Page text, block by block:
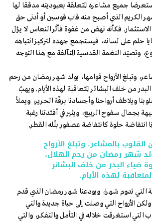
جميع مشاعره المتعلقة بعبوديته مدققا لها
الكريم الذي أصبح منه قاب قوسين أو أدنى حق
فكأنه نهض من غفوة فأثَر النعاس لا يزال
حلم على لسانه، فيستجمع جهده لتركيز انتباهه
وتصيّد النغمة القدسية المتآلفة مع هذا التوجه
وتبلغ الأرواح قوامها، يولد شهر رمضان من رحم
من خلف البشائر المتعاقبة لهذه الأيام. ويهبّ
ويلاطف أرواحنا وأجسادنا برقّة الحرير، ويملأ
بجمال سفوح الربيع، ويثير في أفئدتنا رغبة
انتفاضة حلوة كانتفاضة عصفور بلّله القطر.
بالمشاعر، وتبلغ الأرواح
شهر رمضان من رحم الهلال،
ضياء البدر من خلف البشائر
لهذه الأيام.
التي تدوم شهرا، ويودعنا شهر رمضان الذي قدم
ولكن الأرواح التي وصلت إلى حياة جديدة والتي
التي استغرقت خلاله في التأمل والتفكر، والتي